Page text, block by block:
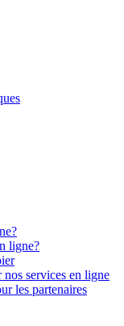
ligne?
services en ligne
les partenaires